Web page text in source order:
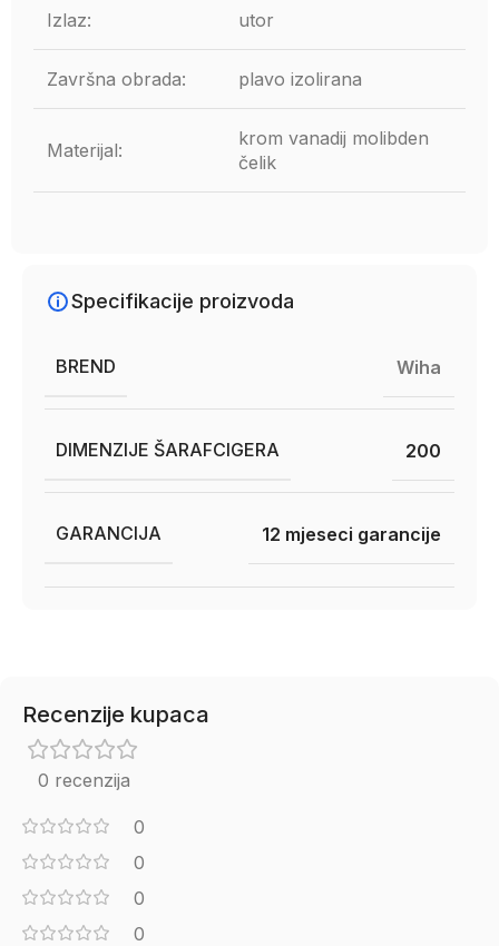
Izlaz: utor
Završna obrada: plavo izolirana
Materijal:
krom vanadij molibden
čelik
Specifikacije proizvoda
BREND Wiha
DIMENZIJE ŠARAFCIGERA 200
GARANCIJA 12 mjeseci garancije
Recenzije kupaca
0 recenzija
0
0
0
0